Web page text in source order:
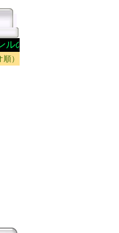
のINDEXがあらわれます
）